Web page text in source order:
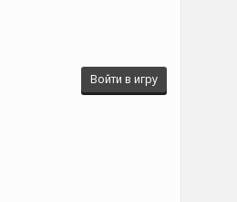
Войти в игру